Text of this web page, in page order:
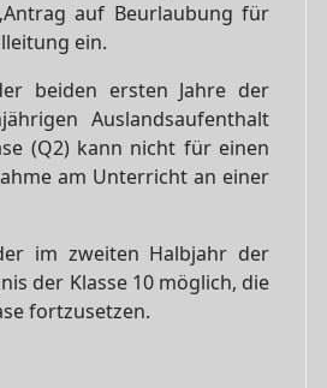
auf Beurlaubung für
ein.
beiden ersten Jahre der
Auslandsaufenthalt
(Q2) kann nicht für einen
am Unterricht an einer
im zweiten Halbjahr der
der Klasse 10 möglich, die
fortzusetzen.